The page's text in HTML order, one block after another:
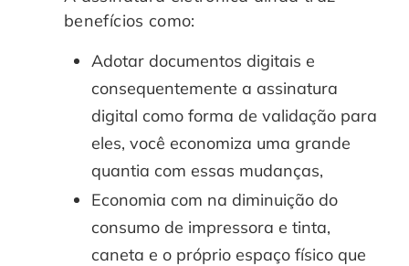
benefícios como:
Adotar documentos digitais e
consequentemente a assinatura
digital como forma de validação para
eles, você economiza uma grande
quantia com essas mudanças,
Economia com na diminuição do
consumo de impressora e tinta,
caneta e o próprio espaço físico que